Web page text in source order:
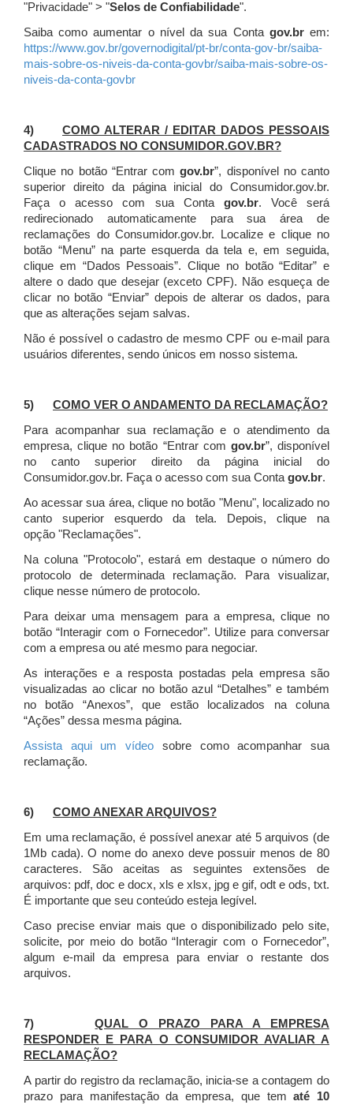
"Privacidade" > "Selos de Confiabilidade".
Saiba como aumentar o nível da sua Conta gov.brem:
https://www.gov.br/governodigital/pt-br/conta-gov-br/saiba-
mais-sobre-os-niveis-da-conta-govbr/saiba-mais-sobre-os-
niveis-da-conta-govbr
4) COMO ALTERAR / EDITAR DADOS PESSOAIS
CADASTRADOS NO CONSUMIDOR.GOV.BR?
Clique no botão “Entrar comgov.br”, disponível no canto
superior direito da página inicial do Consumidor.gov.br.
Faça o acesso com sua Conta gov.br. Você será
redirecionado automaticamente para sua área de
reclamações do Consumidor.gov.br.
Localize e clique no
botão “Menu” na parte esquerda da tela e, em seguida,
clique em “Dados Pessoais”. Clique no botão “Editar” e
altere o dado que desejar (exceto CPF). Não esqueça de
clicar no botão “Enviar” depois de alterar os dados, para
que as alterações sejam salvas.
Não é possível o cadastro de mesmo CPF ou e-mail para
usuários diferentes, sendo únicos em nosso sistema.
5) COMO VER O ANDAMENTO DA RECLAMAÇÃO?
Para acompanhar sua reclamação e o atendimento da
empresa, clique no botão “Entrar com gov.br”, disponível
no canto superior direito da página inicial do
Consumidor.gov.br. Faça o acesso com sua Contagov.br.
Ao acessar sua área, clique no botão "Menu", localizado no
canto superior esquerdo da tela. Depois, clique na
opção "Reclamações".
Na coluna "Protocolo", estará em destaque o número do
protocolo de determinada reclamação. Para visualizar,
clique nesse número de protocolo.
Para deixar uma mensagem para a empresa, clique no
botão “Interagir com o Fornecedor”. Utilize para conversar
com a empresa ou até mesmo para negociar.
As interações e a resposta postadas pela empresa são
visualizadas ao clicar no botão azul “Detalhes” e também
no botão “Anexos”, que estão localizados na coluna
“Ações” dessa mesma página.
Assista aqui um vídeo sobre como acompanhar sua
reclamação.
6) COMO ANEXAR ARQUIVOS?
Em uma reclamação, é possível anexar até 5 arquivos (de
1Mb cada). O nome do anexo deve possuir menos de 80
caracteres. São aceitas as seguintes extensões de
arquivos: pdf, doc e docx, xls e xlsx, jpg e gif, odt e ods, txt.
É importante que seu conteúdo esteja legível.
Caso precise enviar mais que o disponibilizado pelo site,
solicite, por meio do botão “Interagir com o Fornecedor”,
algum e-mail da empresa para enviar o restante dos
arquivos.
7)QUAL O PRAZO PARA A EMPRESA
RESPONDER E PARA O CONSUMIDOR AVALIAR A
RECLAMAÇÃO?
A partir do registro da reclamação, inicia-se a contagem do
prazo para manifestação da empresa, que tematé 10